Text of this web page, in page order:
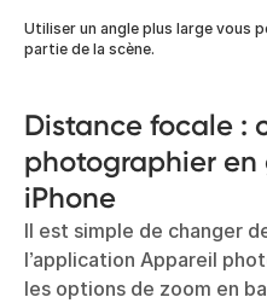
Utiliser un angle plus large vous
partie de la scène.
Distance focale :
photographier
iPhone
Il est simple de changer
l’application Appareil
les options de zoom en